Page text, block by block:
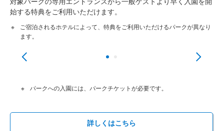
始する特典をご利用いただけます。
ご宿泊されるホテルによって、特典をご利用いただけるパークが異なり
ます。
パークへの入園には、パークチケットが必要です。
詳しくはこちら